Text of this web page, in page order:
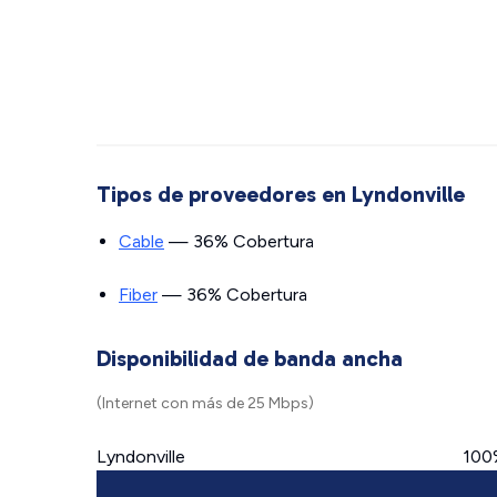
Tipos de proveedores en Lyndonville
Cable — 36% Cobertura
Fiber — 36% Cobertura
Disponibilidad de banda ancha
(Internet con más de 25 Mbps)
Lyndonville